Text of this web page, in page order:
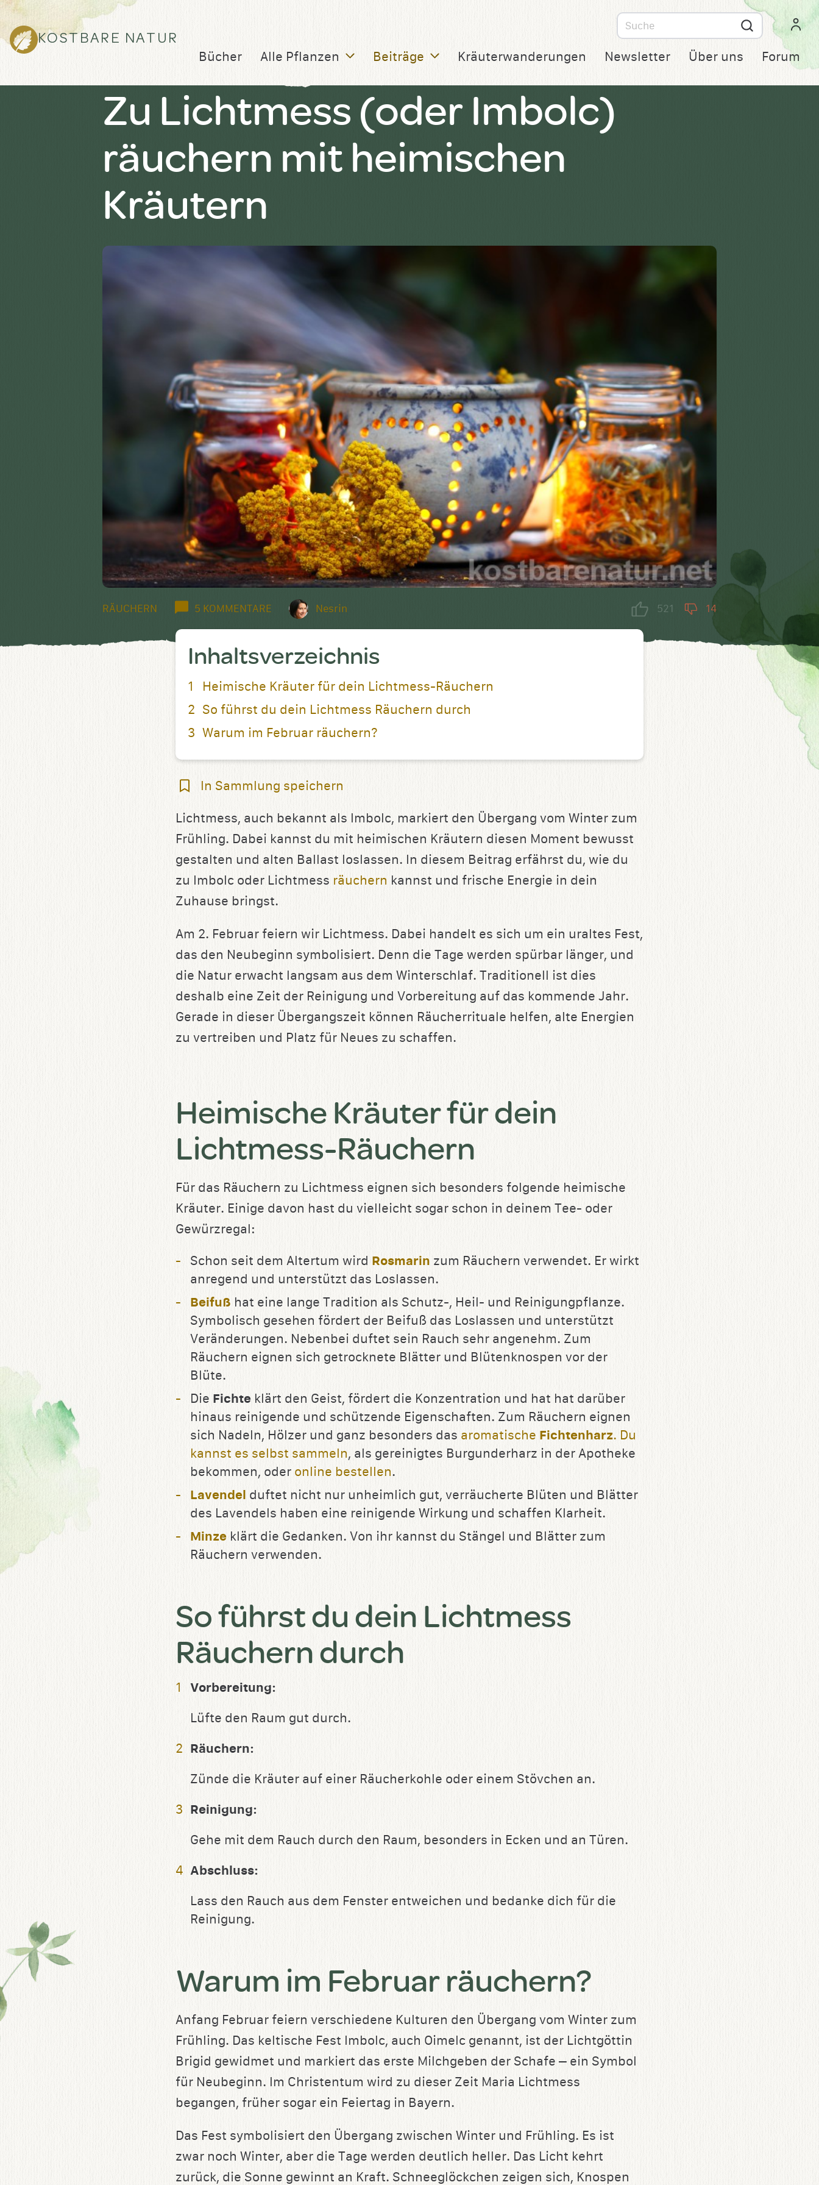
KOSTBARE NATUR
Suche
nach
Bücher Alle Pflanzen Beiträge Kräuterwanderungen Newsletter Über uns Forum
Zu Lichtmess (oder Imbolc)
räuchern mit heimischen
Kräutern
RÄUCHERN 5 KOMMENTARE Nesrin 521 14
Inhaltsverzeichnis
Heimische Kräuter für dein Lichtmess-Räuchern
So führst du dein Lichtmess Räuchern durch
Warum im Februar räuchern?
In
speichern
In Sammlung speichern
Lichtmess, auch bekannt als Imbolc, markiert den Übergang vom Winter zum
Frühling. Dabei kannst du mit heimischen Kräutern diesen Moment bewusst
gestalten und alten Ballast loslassen. In diesem Beitrag erfährst du, wie du
zu Imbolc oder Lichtmess räuchern kannst und frische Energie in dein
Zuhause bringst.​
Am 2. Februar feiern wir Lichtmess. Dabei handelt es sich um ein uraltes Fest,
das den Neubeginn symbolisiert. Denn die Tage werden spürbar länger, und
die Natur erwacht langsam aus dem Winterschlaf. Traditionell ist dies
deshalb eine Zeit der Reinigung und Vorbereitung auf das kommende Jahr.
Gerade in dieser Übergangszeit können Räucherrituale helfen, alte Energien
zu vertreiben und Platz für Neues zu schaffen.
Heimische Kräuter für dein
Lichtmess-Räuchern
Für das Räuchern zu Lichtmess eignen sich besonders folgende heimische
Kräuter. Einige davon hast du vielleicht sogar schon in deinem Tee- oder
Gewürzregal:
Schon seit dem Altertum wird Rosmarin zum Räuchern verwendet. Er wirkt
anregend und unterstützt das Loslassen.
Beifuß hat eine lange Tradition als Schutz-, Heil- und Reinigungpflanze.
Symbolisch gesehen fördert der Beifuß das Loslassen und unterstützt
Veränderungen. Nebenbei duftet sein Rauch sehr angenehm. Zum
Räuchern eignen sich getrocknete Blätter und Blütenknospen vor der
Blüte.
Die Fichte klärt den Geist, fördert die Konzentration und hat hat darüber
hinaus reinigende und schützende Eigenschaften. Zum Räuchern eignen
sich Nadeln, Hölzer und ganz besonders das aromatische Fichtenharz. Du
kannst es selbst sammeln, als gereinigtes Burgunderharz in der Apotheke
bekommen, oder online bestellen.
Lavendel duftet nicht nur unheimlich gut, verräucherte Blüten und Blätter
des Lavendels haben eine reinigende Wirkung und schaffen Klarheit.
Minze klärt die Gedanken. Von ihr kannst du Stängel und Blätter zum
Räuchern verwenden.
So führst du dein Lichtmess
Räuchern durch
Vorbereitung:
Lüfte den Raum gut durch.
Räuchern:
Zünde die Kräuter auf einer Räucherkohle oder einem Stövchen an.
Reinigung:
Gehe mit dem Rauch durch den Raum, besonders in Ecken und an Türen.
Abschluss:
Lass den Rauch aus dem Fenster entweichen und bedanke dich für die
Reinigung.
Warum im Februar räuchern?
Anfang Februar feiern verschiedene Kulturen den Übergang vom Winter zum
Frühling. Das keltische Fest Imbolc, auch Oimelc genannt, ist der Lichtgöttin
Brigid gewidmet und markiert das erste Milchgeben der Schafe – ein Symbol
für Neubeginn. Im Christentum wird zu dieser Zeit Maria Lichtmess
begangen, früher sogar ein Feiertag in Bayern.
Das Fest symbolisiert den Übergang zwischen Winter und Frühling. Es ist
zwar noch Winter, aber die Tage werden deutlich heller. Das Licht kehrt
zurück, die Sonne gewinnt an Kraft. Schneeglöckchen zeigen sich, Knospen